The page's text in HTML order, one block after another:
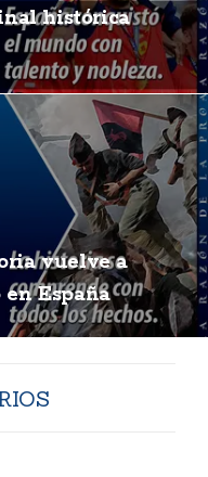
histórica
vuelve a
España